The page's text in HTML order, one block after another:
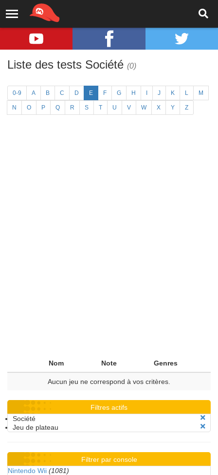
Liste des tests Société (0)
0-9 A B C D E F G H J K L M
N O P Q R S T U V W X Y Z
Nom Note Genres
Aucun jeu ne correspond à vos critères.
Filtres actifs
Société
Jeu de plateau
Filtrer par console
Nintendo Wii (1081)